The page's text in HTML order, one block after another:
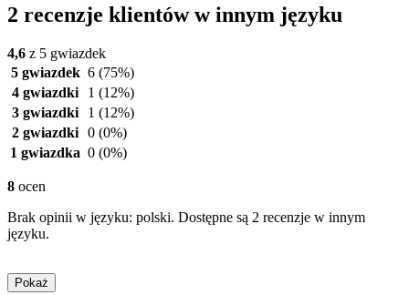
2 recenzje klientów w innym języku
4,6 z 5 gwiazdek
5 gwiazdek 6 (75%)
4 gwiazdki
1 (12%)
3 gwiazdki
1 (12%)
2 gwiazdki 0 (0%)
1 gwiazdka 0 (0%)
8 ocen
Brak opinii w języku: polski. Dostępne są 2 recenzje w innym
języku.
Pokaż